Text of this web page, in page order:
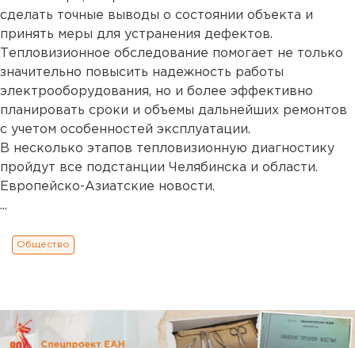
сделать точные выводы о состоянии объекта и
принять меры для устранения дефектов.
Тепловизионное обследование помогает не только
значительно повысить надежность работы
электрооборудования, но и более эффективно
планировать сроки и объемы дальнейших ремонтов
с учетом особенностей эксплуатации.
В несколько этапов тепловизионную диагностику
пройдут все подстанции Челябинска и области.
Европейско-Азиатские новости.
...
Общество